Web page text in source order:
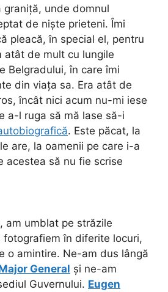
graniță, unde domnul
de niște prieteni. Îmi
pleacă, în special el, pentru
atât de mult cu lungile
Belgradului, în care îmi
din viața sa. Era atât de
încât nici acum nu-mi iese
a-l ruga să mă lase să-i
. Este păcat, la
are, la oamenii pe care i-a
acestea să nu fie scrise
am umblat pe străzile
fotografiem în diferite locuri,
o amintire. Ne-am dus lângă
General și ne-am
Guvernului. Eugen